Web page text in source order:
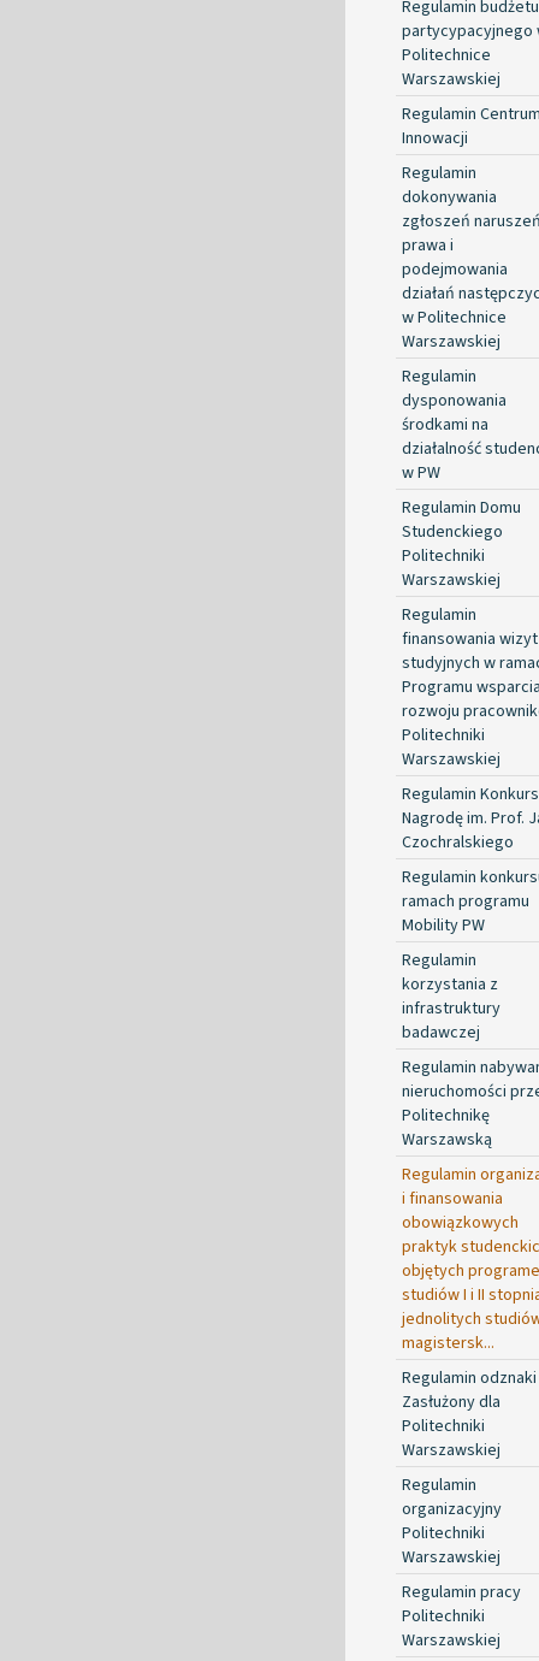
Regulamin budżetu
partycypacyjnego
Politechnice
Warszawskiej
Regulamin Centrum
Innowacji
Regulamin
dokonywania
zgłoszeń naruszeń
prawa i
podejmowania
działań
w Politechnice
Warszawskiej
Regulamin
dysponowania
środkami na
działalność
w PW
Regulamin Domu
Studenckiego
Politechniki
Warszawskiej
Regulamin
finansowania wizyt
studyjnych w
Programu wsparcia
rozwoju
Politechniki
Warszawskiej
Regulamin
Nagrodę im. Prof.
Czochralskiego
Regulamin
ramach programu
Mobility PW
Regulamin
korzystania z
infrastruktury
badawczej
Regulamin
nieruchomości
Politechnikę
Warszawską
Regulamin
i finansowania
obowiązkowych
praktyk
objętych
studiów I i II
jednolitych
magistersk...
Regulamin odznaki
Zasłużony dla
Politechniki
Warszawskiej
Regulamin
organizacyjny
Politechniki
Warszawskiej
Regulamin pracy
Politechniki
Warszawskiej